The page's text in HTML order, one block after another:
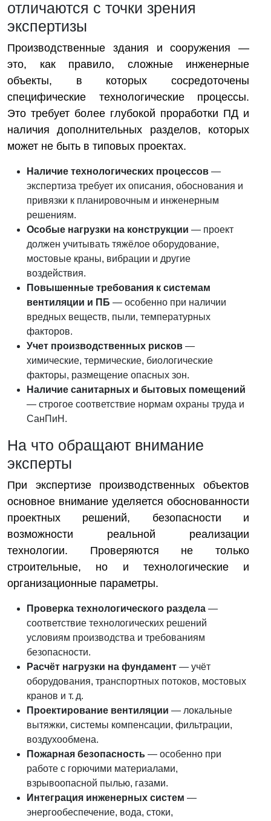
отличаются с точки зрения
экспертизы
Производственные здания и сооружения —
это, как правило, сложные инженерные
объекты, в которых сосредоточены
специфические технологические процессы.
Это требует более глубокой проработки ПД и
наличия дополнительных разделов, которых
может не быть в типовых проектах.
Наличие технологических процессов —
экспертиза требует их описания, обоснования и
привязки к планировочным и инженерным
решениям.
Особые нагрузки на конструкции — проект
должен учитывать тяжёлое оборудование,
мостовые краны, вибрации и другие
воздействия.
Повышенные требования к системам
вентиляции и ПБ — особенно при наличии
вредных веществ, пыли, температурных
факторов.
Учет производственных рисков —
химические, термические, биологические
факторы, размещение опасных зон.
Наличие санитарных и бытовых помещений
— строгое соответствие нормам охраны труда и
СанПиН.
На что обращают внимание
эксперты
При экспертизе производственных объектов
основное внимание уделяется обоснованности
проектных решений, безопасности и
возможности реальной реализации
технологии. Проверяются не только
строительные, но и технологические и
организационные параметры.
Проверка технологического раздела —
соответствие технологических решений
условиям производства и требованиям
безопасности.
Расчёт нагрузки на фундамент — учёт
оборудования, транспортных потоков, мостовых
кранов и т. д.
Проектирование вентиляции — локальные
вытяжки, системы компенсации, фильтрации,
воздухообмена.
Пожарная безопасность — особенно при
работе с горючими материалами,
взрывоопасной пылью, газами.
Интеграция инженерных систем —
энергообеспечение, вода, стоки,